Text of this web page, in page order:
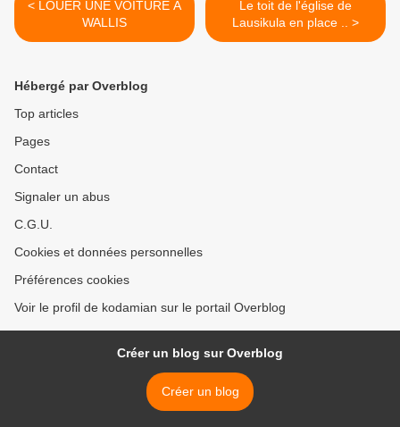
< LOUER UNE VOITURE A
WALLIS
Le toit de l'église de
Lausikula en place .. >
Hébergé par Overblog
Top articles
Pages
Contact
Signaler un abus
C.G.U.
Cookies et données personnelles
Préférences cookies
Voir le profil de kodamian sur le portail Overblog
Créer un blog sur Overblog
Créer un blog